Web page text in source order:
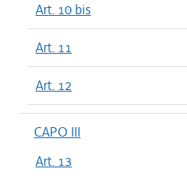
Art. 10 bis
Art. 11
Art. 12
CAPO III
Art. 13